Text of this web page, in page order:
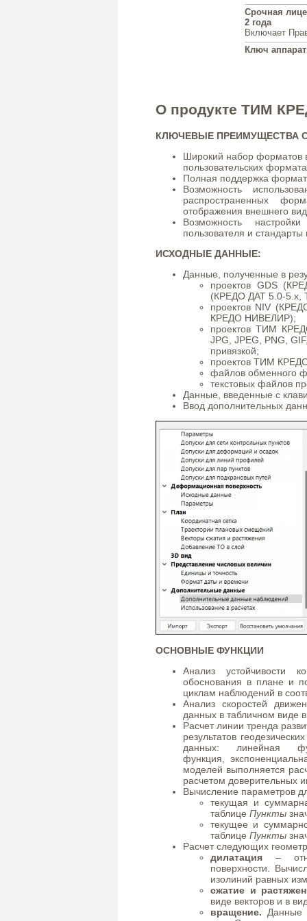
Срочная
2 года
Включает
Ключ
О продукте ТИМ
КЛЮЧЕВЫЕ ПРЕИМУЩЕСТВА
Широкий набор форматов
пользовательских
Полная поддержка
Возможность
распространенных
отображения внешнего
Возможность
пользователя и
ИСХОДНЫЕ ДАННЫЕ:
Данные, полученные в
проектов GDS
(КРЕДО ДАТ 5.0-
проектов NIV
КРЕДО НИВЕЛИР);
проектов ТИМ
JPG, JPEG, PNG,
привязкой;
проектов ТИМ
файлов обменного
текстовых файлов
Данные, введенные с
Ввод дополнительных
ОСНОВНЫЕ ФУНКЦИИ
Анализ устойчивости
обоснования в плане и
циклам наблюдений в
Анализ скоростей
данных в табличном виде
Расчет линии тренда
результатов
данных: линейная
функция,
моделей выполняется
расчетом доверительных
Вычисление параметров
текущая и
таблице Пункты
текущее и
таблице Пункты
Расчет следующих
дилатация –
поверхности.
изолиний равных
сжатие и
виде векторов и в
вращение. Данные